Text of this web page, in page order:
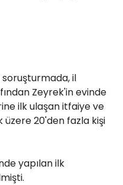
soruşturmada, il
Zeyrek'in evinde
ilk ulaşan itfaiye ve
üzere 20'den fazla kişi
yapılan ilk